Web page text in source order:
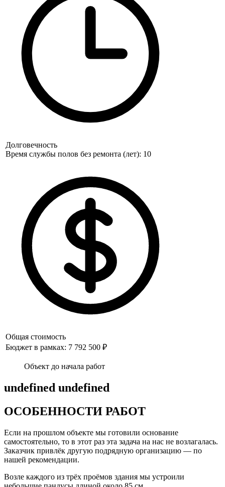
Долговечность
Время службы полов без ремонта (лет): 10
Общая стоимость
Бюджет в рамках: 7 792 500 ₽
Объект до начала работ
undefined undefined
ОСОБЕННОСТИ РАБОТ
Если на прошлом объекте мы готовили основание
самостоятельно, то в этот раз эта задача на нас не возлагалась.
Заказчик привлёк другую подрядную организацию — по
нашей рекомендации.
Возле каждого из трёх проёмов здания мы устроили